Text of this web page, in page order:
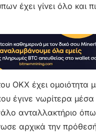
έχει γίνει όλο και
OKX έχει ομοιότητα
έγινε νωρίτερα
ανταλλακτήριο
αρχικά την